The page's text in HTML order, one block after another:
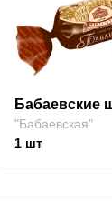
Бабаевские
"Бабаевская"
1 шт